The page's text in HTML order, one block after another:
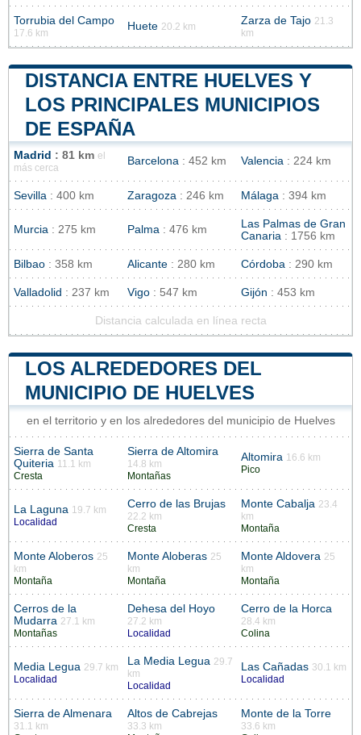
Torrubia del Campo
17.6 km
Huete 20.2 km Zarza de Tajo 21.3
km
DISTANCIA ENTRE HUELVES Y
LOS PRINCIPALES MUNICIPIOS
DE ESPAÑA
Madrid : 81 km el
más cerca
Barcelona : 452 km Valencia : 224 km
Sevilla : 400 km Zaragoza : 246 km Málaga : 394 km
Murcia : 275 km Palma : 476 km
Las Palmas de Gran
Canaria : 1756 km
Bilbao : 358 km Alicante : 280 km Córdoba : 290 km
Valladolid : 237 km Vigo : 547 km Gijón : 453 km
Distancia calculada en línea recta
LOS ALREDEDORES DEL
MUNICIPIO DE HUELVES
en el territorio y en los alrededores del municipio de Huelves
Sierra de Santa
Quiteria 11.1 km
Cresta
Sierra de Altomira
14.8 km
Montañas
Altomira 16.6 km
Pico
La Laguna 19.7 km
Localidad
Cerro de las Brujas
22.2 km
Cresta
Monte Cabalja 23.4
km
Montaña
Monte Aloberos 25
km
Montaña
Monte Aloberas 25
km
Montaña
Monte Aldovera 25
km
Montaña
Cerros de la
Mudarra 27.1 km
Montañas
Dehesa del Hoyo
27.2 km
Localidad
Cerro de la Horca
28.4 km
Colina
Media Legua 29.7 km
Localidad
La Media Legua 29.7
km
Localidad
Las Cañadas 30.1 km
Localidad
Sierra de Almenara
31.1 km
Altos de Cabrejas
33.3 km
Monte de la Torre
33.6 km